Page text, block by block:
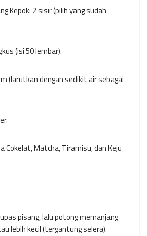
Kepok: 2 sisir (pilih yang sudah
(isi 50 lembar).
(larutkan dengan sedikit air sebagai
Cokelat, Matcha, Tiramisu, dan Keju
pisang, lalu potong memanjang
lebih kecil (tergantung selera).